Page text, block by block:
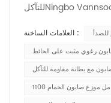
للتآكلNingbo Vannsoo Sanitary Ware Co., Ltd. هو مصنع
خلال سنوات من الخبرة
التقليدي المصنوع
متطلبات السوق. قد يؤدي
تآكل الهيكل المصنوع
لون الصابون إلى اللون
العلامات الساخنة :
رغوي مثبت على الحائط
مع بطانة مقاومة للتآكل
1100 مل موزع صابون الحمام